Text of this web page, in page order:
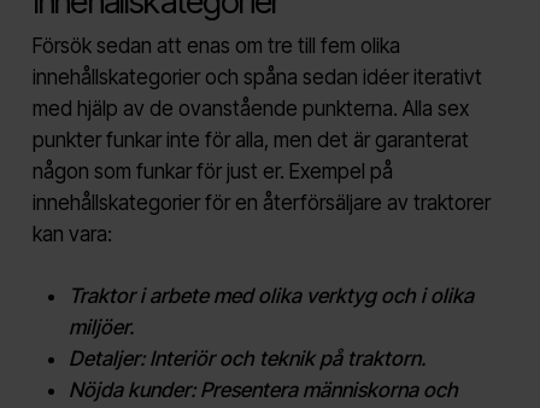
Försök sedan att enas om tre till fem olika
innehållskategorier och spåna sedan idéer iterativt
med hjälp av de ovanstående punkterna. Alla sex
punkter funkar inte för alla, men det är garanterat
någon som funkar för just er. Exempel på
innehållskategorier för en återförsäljare av traktorer
kan vara:
Traktor i arbete med olika verktyg och i olika
miljöer.
Detaljer: Interiör och teknik på traktorn.
Nöjda kunder: Presentera människorna och